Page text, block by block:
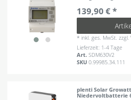
139,90 € *
* inkl. ges. MwSt. zzgl.
Lieferzeit: 1-4 Tage
Art.SDM630V2
SKU0.99985.34.111
plenti Solar
Niedervoltbatterie